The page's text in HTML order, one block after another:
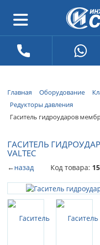
Главная Оборудование
Редукторы давления
Гаситель гидроударов
ГАСИТЕЛЬ
VALTEC
←назад Код товара: